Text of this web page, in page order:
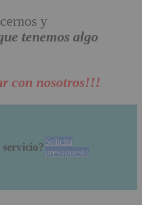
y
tenemos algo
con nosotros!!!
servicio? Solicita
presupuesto